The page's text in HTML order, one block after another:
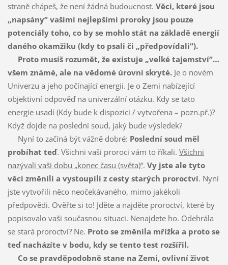
straně chápeš, že není žádná budoucnost. Věci, které jsou
„napsány“ vašimi nejlepšími proroky jsou pouze
potenciály toho, co by se mohlo stát na základě energií
daného okamžiku (kdy to psali či „předpovídali“).
Proto musíš rozumět, že existuje „velké tajemství“…
všem známé, ale na vědomé úrovni skryté.Je o novém
Univerzu a jeho počínající energii. Je o Zemi nabízející
objektivní odpověď na univerzální otázku. Kdy se tato
energie usadí (Kdy bude k dispozici / vytvořena – pozn.př.)?
Když dojde na poslední soud, jaký bude výsledek?
Nyní to začíná být vážně dobré: Poslední soud měl
probíhat teď. Všichni vaši proroci vám to říkali. Všichni
nazývali vaši dobu „konec času (světa)“. Vy jste ale tyto
věci změnili a vystoupili z cesty starých proroctví. Nyní
jste vytvořili něco neočekávaného, mimo jakékoli
předpovědi. Ověřte si to! Jděte a najděte proroctví, které by
popisovalo vaši současnou situaci. Nenajdete ho. Odehrála
se stará proroctví? Ne. Proto se změnila mřížka a proto se
teď nacházíte v bodu, kdy se tento test rozšířil.
Co se pravděpodobně stane na Zemi, ovlivní život